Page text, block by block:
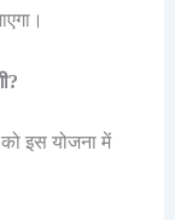
इस योजना में